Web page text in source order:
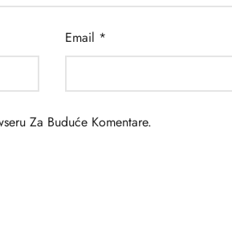
Email *
Za Buduće Komentare.